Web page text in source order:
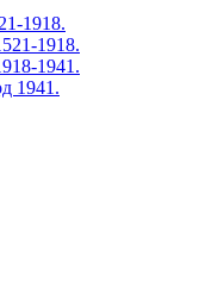
1918.
1918.
1941.
1941.